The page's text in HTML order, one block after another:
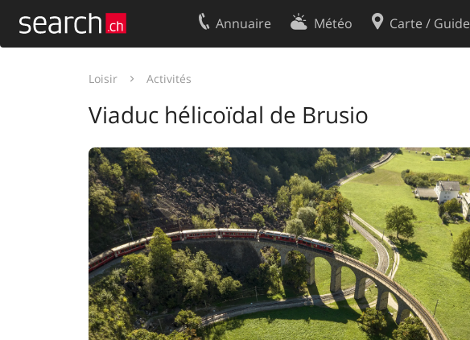
Annuaire Météo Carte / Guide
Loisir Activités
Viaduc hélicoïdal de Brusio
Votre inscription
Mentions Légales
Protection des données